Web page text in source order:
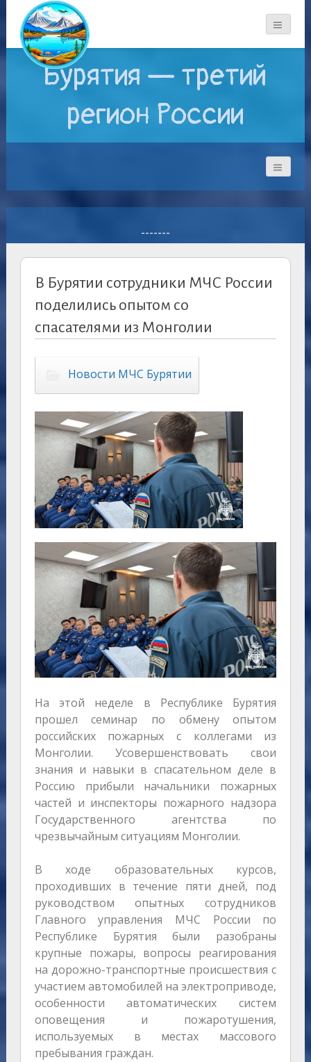
Бурятия — третий
регион России
-------
В Бурятии сотрудники МЧС России
поделились опытом со
спасателями из Монголии
Новости МЧС Бурятии
На этой неделе в Республике Бурятия
прошел семинар по обмену опытом
российских пожарных с коллегами из
Монголии. Усовершенствовать свои
знания и навыки в спасательном деле в
Россию прибыли начальники пожарных
частей и инспекторы пожарного надзора
Государственного агентства по
чрезвычайным ситуациям Монголии.
В ходе образовательных курсов,
проходивших в течение пяти дней, под
руководством опытных сотрудников
Главного управления МЧС России по
Республике Бурятия были разобраны
крупные пожары, вопросы реагирования
на дорожно-транспортные происшествия с
участием автомобилей на электроприводе,
особенности автоматических систем
оповещения и пожаротушения,
используемых в местах массового
пребывания граждан.